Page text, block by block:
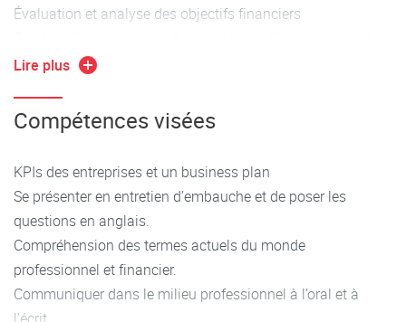
Évaluation et analyse des objectifs financiers
ad.
groupe par lettre de motivation
Entretien d’embauche
Lire plus
Compétences visées
KPIs des entreprises et un business plan
Se présenter en entretien d’embauche et de poser les
questions en anglais.
Compréhension des termes actuels du monde
professionnel et financier.
Communiquer dans le milieu professionnel à l’oral et à